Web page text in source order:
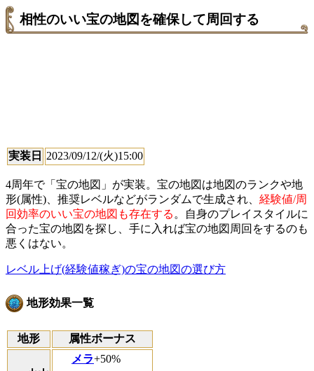
相性のいい宝の地図を確保して周回する
実装日 2023/09/12/(火)15:00
4周年で「宝の地図」が実装。宝の地図は地図のランクや地
形(属性)、推奨レベルなどがランダムで生成され、 経験値/周
回効率のいい宝の地図も存在する。自身のプレイスタイルに
合った宝の地図を探し、手に入れば宝の地図周回をするのも
悪くはない。
レベル上げ(経験値稼ぎ)の宝の地図の選び方
地形効果一覧
地形 属性ボーナス
メラ+50%